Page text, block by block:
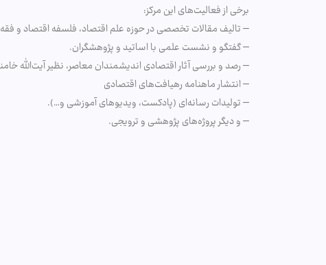
برخی از فعالیت‌های این مرکز:
– تالیف مقالات تخصصی در حوزه علم اقتصاد، فلسفه اقتصاد و
– گفتگو و نشست علمی با اساتید و پژوهشگران.
– رصد و بررسی آثار اقتصادی اندیشمندان معاصر، نظیر آیت‌الله
– انتشار ماهنامه رهیافت‌های اقتصادی
– تولیدات رسانه‌ای (پادکست، ویدیوهای آموزشی و…).
– و دیگر پروژه‌های پژوهشی و ترویجی.